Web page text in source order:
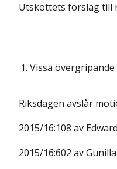
Utskottets förslag till
1. Vissa
Riksdagen avslår
2015/16:108 av
2015/16:602 av